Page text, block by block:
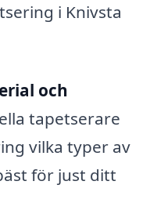
i Knivsta
och
tapetserare
vilka typer av
för just ditt